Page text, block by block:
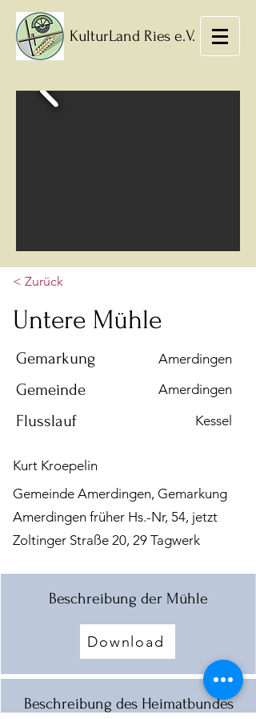
KulturLand Ries e.V.
< Zurück
Untere Mühle
Amerdingen
Gemarkung
Amerdingen
Gemeinde
Kessel
Flusslauf
Kurt Kroepelin
Gemeinde Amerdingen, Gemarkung
Amerdingen früher Hs.-Nr, 54, jetzt
Zoltinger Straße 20, 29 Tagwerk
Beschreibung der Mühle
Download
Beschreibung des Heimatbundes